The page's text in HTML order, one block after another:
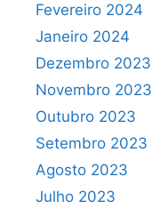
Fevereiro 2024
Janeiro 2024
Dezembro 2023
Novembro 2023
Outubro 2023
Setembro 2023
Agosto 2023
Julho 2023